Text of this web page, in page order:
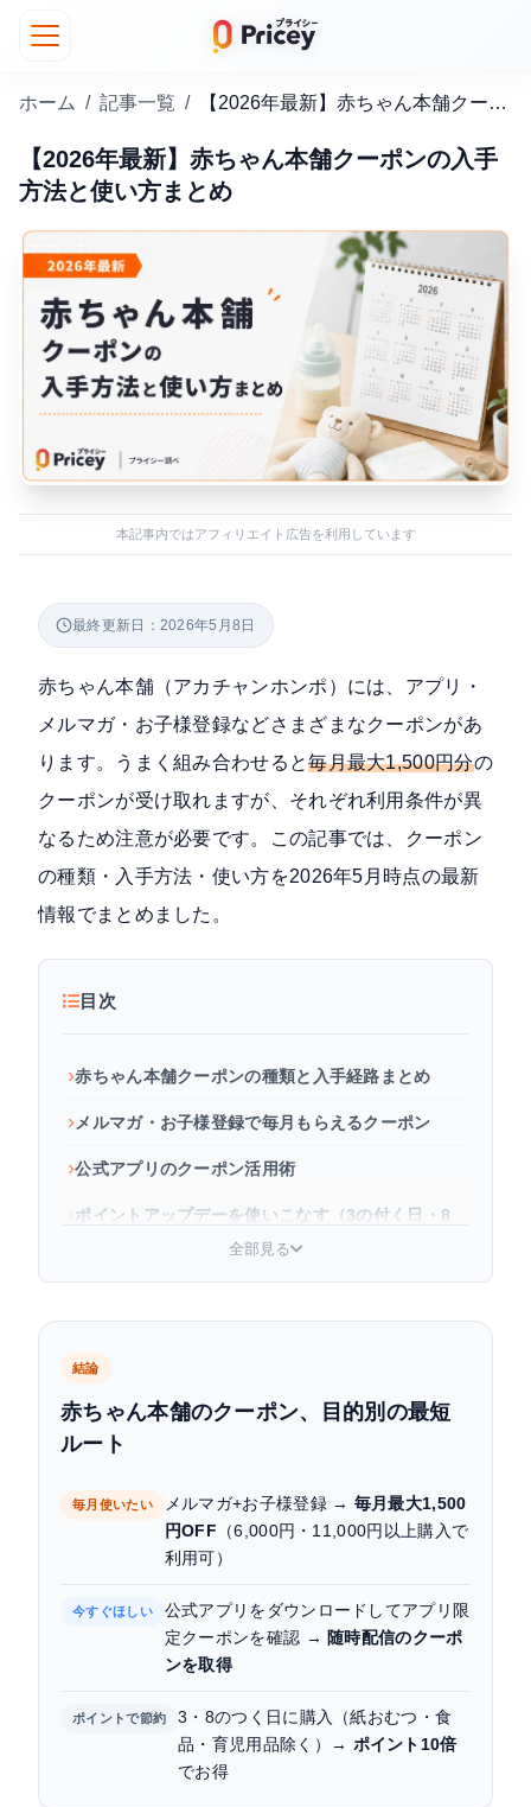
ホーム / 記事一覧 / 【2026年最新】赤ちゃん本舗クーポンの入手方法と使い方まとめ
【2026年最新】赤ちゃん本舗クーポンの入手
方法と使い方まとめ
本記事内ではアフィリエイト広告を利用しています
最終更新日：2026年5月8日
赤ちゃん本舗（アカチャンホンポ）には、アプリ・
メルマガ・お子様登録などさまざまなクーポンがあ
ります。うまく組み合わせると毎月最大1,500円分の
クーポンが受け取れますが、それぞれ利用条件が異
なるため注意が必要です。この記事では、クーポン
の種類・入手方法・使い方を2026年5月時点の最新
情報でまとめました。
目次
赤ちゃん本舗クーポンの種類と入手経路まとめ
メルマガ・お子様登録で毎月もらえるクーポン
公式アプリのクーポン活用術
ポイントアップデーを使いこなす（3の付く日・8
クーポンの使い方（オンライン・店舗）
よくある質問
まとめ：赤ちゃん本舗クーポンの賢い使い方
全部見る
結論
赤ちゃん本舗のクーポン、目的別の最短
ルート
毎月使いたい メルマガ+お子様登録 → 毎月最大1,500
円OFF （6,000円・11,000円以上購入で
利用可）
今すぐほしい
公式アプリをダウンロードしてアプリ限
定クーポンを確認 → 随時配信のクーポ
ンを取得
ポイントで節約
3・8のつく日に購入（紙おむつ・食
品・育児用品除く）→ ポイント10倍
でお得